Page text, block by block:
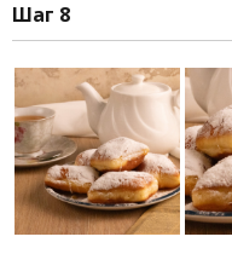
Шаг 8